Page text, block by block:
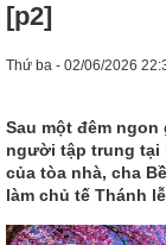
[p2]
Thứ ba - 02/06/2026
Sau một đêm ngon
người tập trung tại
của tòa nhà, cha
làm chủ tế Thánh